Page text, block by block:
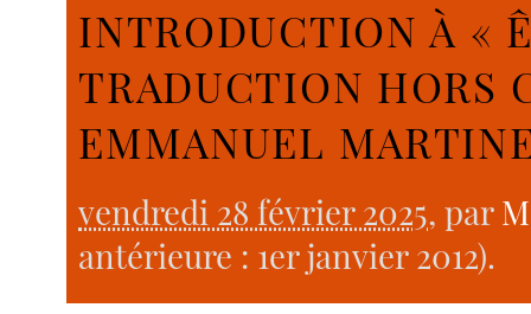
INTRODUCTION À «
TRADUCTION HORS
EMMANUEL
vendredi 28 février 2025, par
antérieure : 1er janvier 2012).